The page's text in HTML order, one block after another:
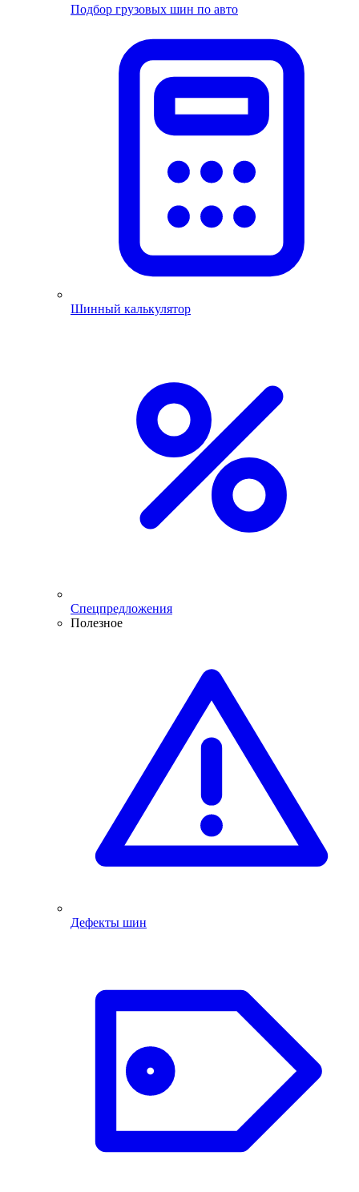
Подбор грузовых шин по авто
Шинный калькулятор
Спецпредложения
Полезное
Дефекты шин